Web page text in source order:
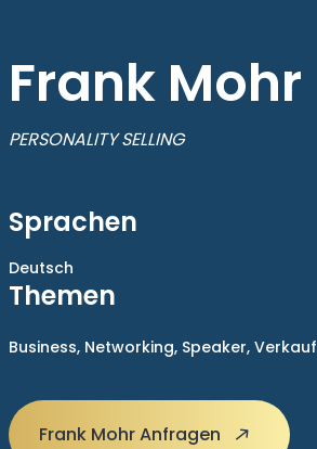
Frank Mohr
PERSONALITY SELLING
Sprachen
Deutsch
Themen
Business, Networking, Speaker, Verkauf
Frank Mohr Anfragen